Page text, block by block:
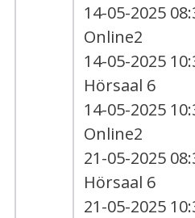
14-05-2025
Online2
14-05-2025
Hörsaal 6
14-05-2025
Online2
21-05-2025
Hörsaal 6
21-05-2025